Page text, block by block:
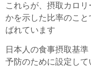
これらが、摂取カロ
かを示した比率のこ
ばれています
日本人の食事摂取基
予防のために設定し